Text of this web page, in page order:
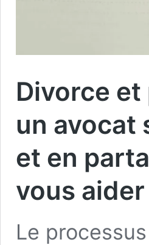
Divorce
un avocat
et en
vous aider
Le